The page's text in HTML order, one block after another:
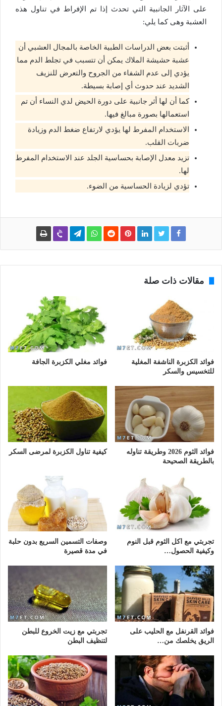
على الآثار الجانبية التي تحدث إذا تم الإفراط في تناول هذه
العشبة وهى كما يلي:
أثبتت بعض الدراسات الطبية الخاصة بالمجال العشبي أن
عشبة حشيشة الملاك يمكن أن تتسبب في تجلط الدم مما
يؤدي إلى عدم الشفاء من الجروح والتعرض للنزيف
الشديد عند حدوث أي إصابة بسيطة.
كما أن لها أثر جانبية على دورة الحيض لدي النساء أن تم
استعمالها بصورة مبالغ فيها.
الاستخدام المفرط لها يؤدي لارتفاع ضغط الدم وزيادة
ضربات القلب.
تزيد معدل الإصابة بحساسية الجلد عند الاستخدام المفرط
لها.
تؤدي لزيادة الحساسية من الضوء.
مقالات ذات صلة
فوائد الكزبرة الناشفة المغلية
للتخسيس والسكر
فوائد مغلي الكزبرة الجافة
فوائد الثوم 2026 وطريقة تناوله
بالطريقة الصحيحة
كيفية تناول الكزبرة لمرضى السكر
تجربتي مع اكل الثوم قبل النوم
وكيفية الحصول…
وصفات التسمين السريع بدون حلبة
في مدة قصيرة
فوائد القرنفل مع الحليب على
الريق يخلصك من…
تجربتي مع زيت الخروع للبطن
لتنظيف البطن